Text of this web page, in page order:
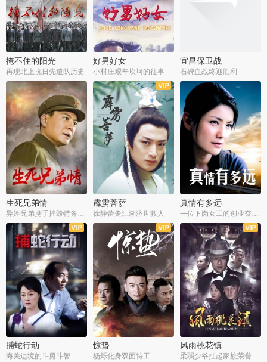
掩不住的阳光
再现北上抗日先遣队历史
好男好女
小村庄艰辛坎坷的往事
宜昌保卫战
石碑血战终迎胜利
全37集
生死兄弟情
异姓兄弟携手摧毁特务阴谋
全40集
霹雳菩萨
徐静蕾走江湖济世救人
全25集
真情有多远
一位下岗女工的创业奋斗史
全22集
捕蛇行动
海关边境的斗勇斗智
全39集
惊蛰
杨烁化身双面特工
全36集
风雨桃花镇
柔弱少爷扛起家族荣誉